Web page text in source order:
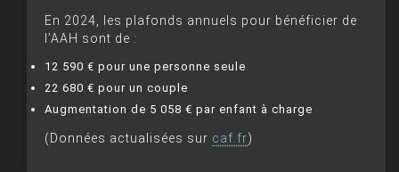
En 2024, les plafonds annuels pour bénéficier de
l’AAH sont de :
12 590 € pour une personne seule
22 680 € pour un couple
Augmentation de 5 058 € par enfant à charge
(Données actualisées sur caf.fr)